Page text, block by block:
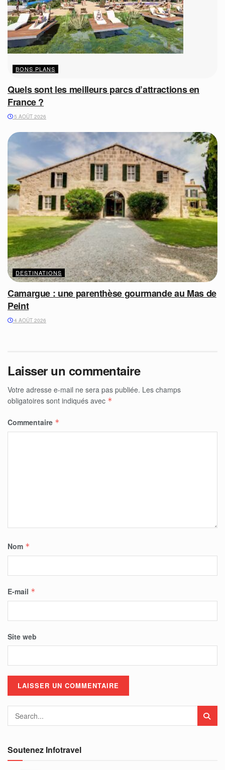
BONS PLANS
Quels sont les meilleurs parcs d’attractions en
France ?
5 AOÛT 2026
DESTINATIONS
Camargue : une parenthèse gourmande au Mas de
Peint
4 AOÛT 2026
Laisser un commentaire
Votre adresse e-mail ne sera pas publiée. Les champs
obligatoires sont indiqués avec *
Commentaire *
Nom *
E-mail *
Site web
Soutenez Infotravel